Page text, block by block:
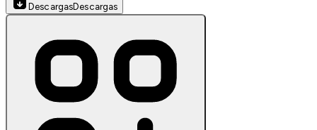
DescargasDescargas